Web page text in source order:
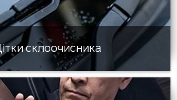
склоочисника